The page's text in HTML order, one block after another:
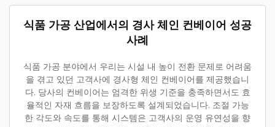
식품 가공 산업에서의 경사 체인 컨베이어 성공
사례
식품 가공 분야에서 우리는 시설 내 높이 전환 문제로 어려움
을 겪고 있던 고객사에 경사형 체인 컨베이어를 제공했습니
다. 당사의 컨베이어는 엄격한 위생 기준을 충족하면서도 효
율적인 자재 흐름을 보장하도록 설계되었습니다. 조절 가능
한 각도와 속도를 통해 시스템은 고객사의 운영 유연성을 향